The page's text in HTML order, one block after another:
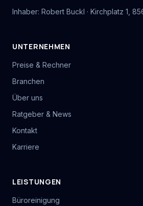
Inhaber: Robert Buckl · Kirchplatz 1,
UNTERNEHMEN
Preise & Rechner
Branchen
Über uns
Ratgeber & News
Kontakt
Karriere
LEISTUNGEN
Büroreinigung